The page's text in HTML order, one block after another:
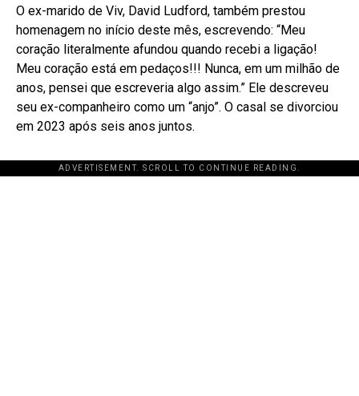
O ex-marido de Viv, David Ludford, também prestou
homenagem no início deste mês, escrevendo: “Meu
coração literalmente afundou quando recebi a ligação!
Meu coração está em pedaços!!! Nunca, em um milhão de
anos, pensei que escreveria algo assim.” Ele descreveu
seu ex-companheiro como um “anjo”. O casal se divorciou
em 2023 após seis anos juntos.
ADVERTISEMENT. SCROLL TO CONTINUE READING.